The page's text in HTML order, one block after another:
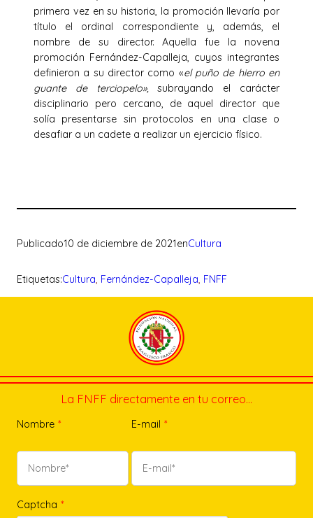
primera vez en su historia, la promoción llevaría por
título el ordinal correspondiente y, además, el
nombre de su director. Aquella fue la novena
promoción Fernández-Capalleja, cuyos integrantes
definieron a su director como «el puño de hierro en
guante de terciopelo»,subrayando el carácter
disciplinario pero cercano, de aquel director que
solía presentarse sin protocolos en una clase o
desafiar a un cadete a realizar un ejercicio físico.
Publicado10 de diciembre de 2021enCultura
Etiquetas:Cultura, Fernández-Capalleja, FNFF
La FNFF directamente en tu correo…
Nombre * E-mail *
Captcha *